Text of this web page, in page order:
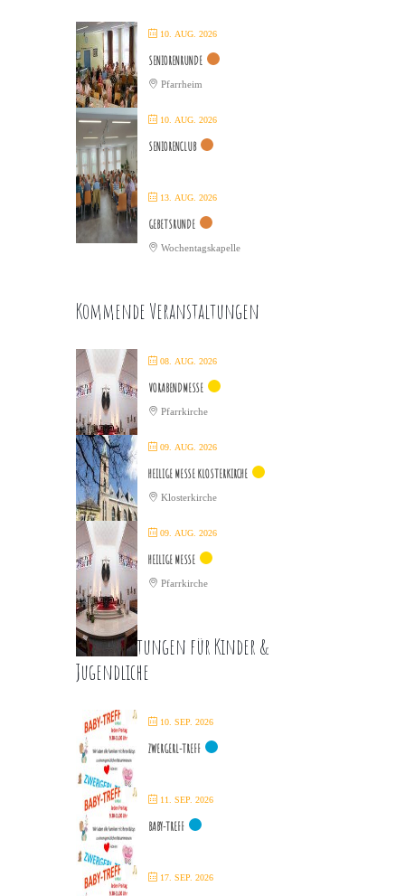
10. AUG. 2026
SENIORENRUNDE
Pfarrheim
10. AUG. 2026
SENIORENCLUB
13. AUG. 2026
GEBETSRUNDE
Wochentagskapelle
Kommende Veranstaltungen
08. AUG. 2026
VORABENDMESSE
Pfarrkirche
09. AUG. 2026
HEILIGE MESSE KLOSTERKIRCHE
Klosterkirche
09. AUG. 2026
HEILIGE MESSE
Pfarrkirche
Veranstaltungen für Kinder &
Jugendliche
10. SEP. 2026
ZWERGERL-TREFF
11. SEP. 2026
BABY-TREFF
17. SEP. 2026